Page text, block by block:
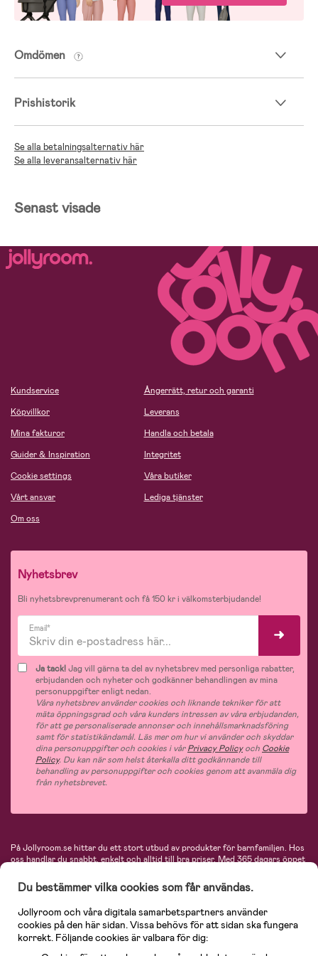
Omdömen
Prishistorik
Se alla betalningsalternativ här
Se alla leveransalternativ här
Senast visade
Kundservice
Köpvillkor
Mina fakturor
Guider & Inspiration
Cookie settings
Vårt ansvar
Om oss
Ångerrätt, retur och garanti
Leverans
Handla och betala
Integritet
Våra butiker
Lediga tjänster
Nyhetsbrev
Bli nyhetsbrevprenumerant och få 150 kr i välkomsterbjudande!
Email*
Ja tack!Jag vill gärna ta del av nyhetsbrev med personliga rabatter,
erbjudanden och nyheter och godkänner behandlingen av mina
personuppgifter enligt nedan.
Våra nyhetsbrev använder cookies och liknande tekniker för att
mäta öppningsgrad och våra kunders intressen av våra erbjudanden,
för att ge personaliserade annonser och innehållsmarknadsföring
samt för statistikändamål. Läs mer om hur vi använder och skyddar
dina personuppgifter och cookies i vårPrivacy Policyoch Cookie
Policy. Du kan när som helst återkalla ditt godkännande till
behandling av personuppgifter och cookies genom att avanmäla dig
från nyhetsbrevet.
På Jollyroom.se hittar du ett stort utbud av produkter för barnfamiljen. Hos
oss handlar du snabbt, enkelt och alltid till bra priser.Med 365 dagars öppet
hos oss. I vårt sortiment hittar du barnvagnar, bilstolar, kläder för barn och
baby, produkter för mamman, massor av inspirerande inredning, leksaker,
babyprodukter och mycket mer. Vi erbjuder produkter från välkända
varumärken så som Britax, Maxi-Cosi, Baby Jogger, BabyBjörn, Didriksons,
KidKraft, Ergobaby, Philips Avent, Neonate, Cybex, LEGO och många fler.
Välkommen in och kika runt i Nordens största barn- och babybutik på nätet!
Du bestämmer vilka cookies som får användas.
Jollyroom och våra digitala samarbetspartners använder
cookies på den här sidan. Vissa behövs för att sidan ska fungera
korrekt. Följande cookies är valbara för dig: